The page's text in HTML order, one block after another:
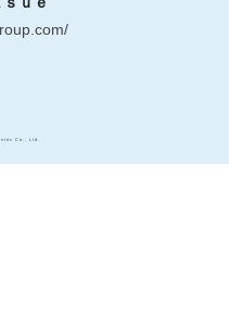
Co., Ltd.